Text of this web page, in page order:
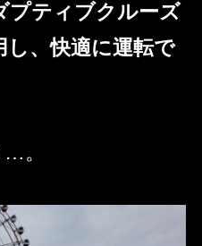
プティブクルーズ
し、快適に運転で
。